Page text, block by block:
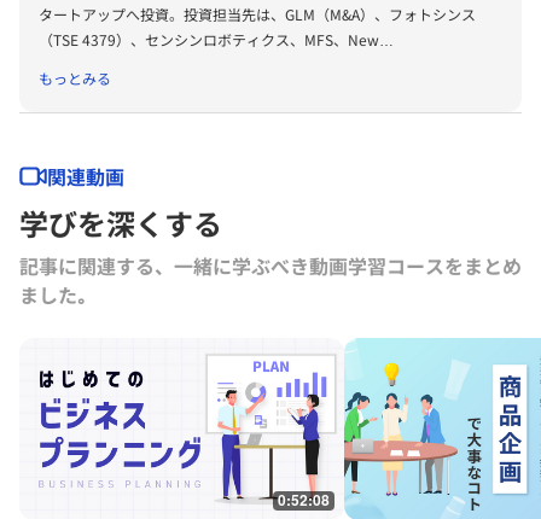
タートアップへ投資。投資担当先は、GLM（M&A）、フォトシンス
（TSE 4379）、センシンロボティクス、MFS、New
Shippio、CADDi、estie、Leaner Technologies、ascend、
medicalforce、Facilo 等。
ハーバードビジネススクール卒（MBA）、オハイオ州立大学ビジネス
学部卒。
もっとみる
関連動画
学びを深くする
記事に関連する、一緒に学ぶべき動画学習コースをまとめ
ました｡
0:52:08